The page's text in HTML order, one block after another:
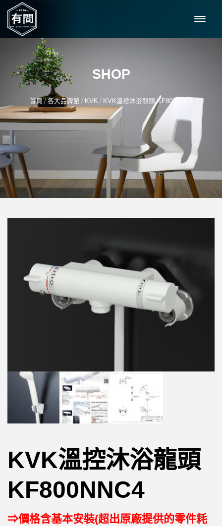
SHOP
首頁/各大品牌館 / KVK / KVK溫控沐浴龍頭 KF800NNC4
KVK溫控沐浴龍頭
KF800NNC4
⇒價格含基本安裝(超出原廠提供的零件耗